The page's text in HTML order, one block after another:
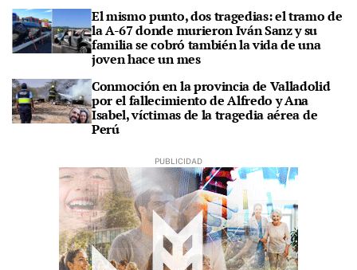
El mismo punto, dos tragedias: el tramo de
la A-67 donde murieron Iván Sanz y su
familia se cobró también la vida de una
joven hace un mes
Conmoción en la provincia de Valladolid
por el fallecimiento de Alfredo y Ana
Isabel, víctimas de la tragedia aérea de
Perú